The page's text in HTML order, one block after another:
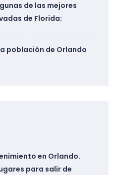
de las mejores
de Florida:
población de Orlando
en Orlando.
para salir de